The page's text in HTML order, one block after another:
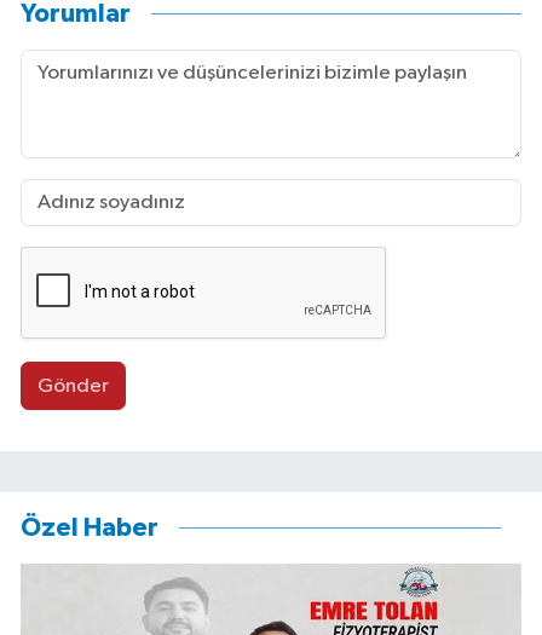
Yorumlar
Gönder
Özel Haber